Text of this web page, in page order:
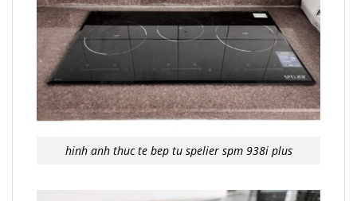
hinh anh thuc te bep tu spelier spm 938i plus